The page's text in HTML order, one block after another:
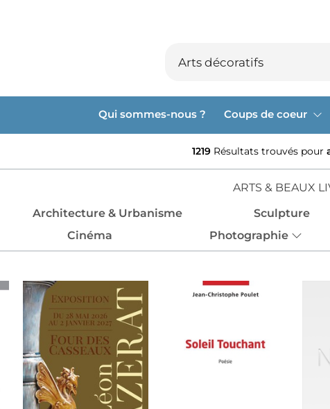
Qui sommes-nous ? Coups de coeur
1219 Résultats trouvés pour
ARTS & BEAUX
Architecture & Urbanisme Sculpture
Cinéma Photographie